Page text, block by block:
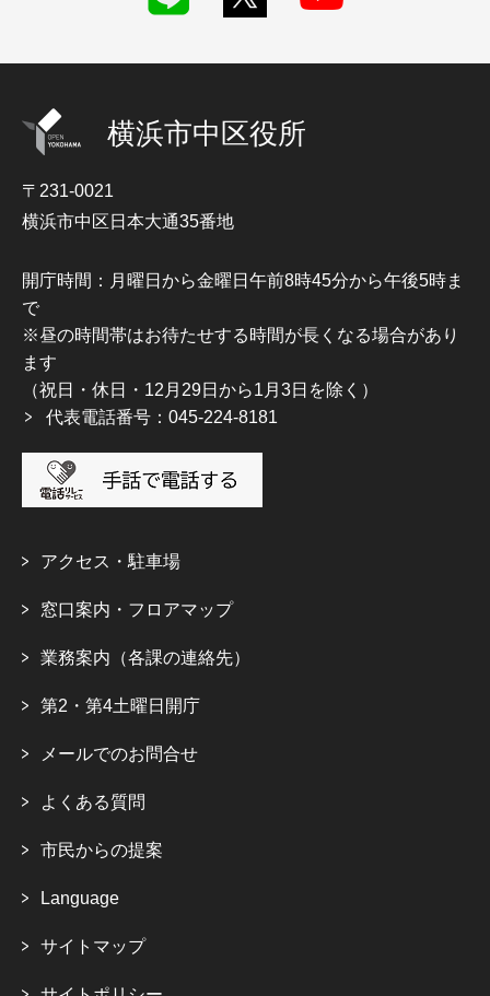
横浜市中区役所
〒231-0021
横浜市中区日本大通35番地
開庁時間：月曜日から金曜日午前8時45分から午後5時ま
で
※昼の時間帯はお待たせする時間が長くなる場合があり
ます
（祝日・休日・12月29日から1月3日を除く）
代表電話番号：045-224-8181
アクセス・駐車場
窓口案内・フロアマップ
業務案内（各課の連絡先）
第2・第4土曜日開庁
メールでのお問合せ
よくある質問
市民からの提案
Language
サイトマップ